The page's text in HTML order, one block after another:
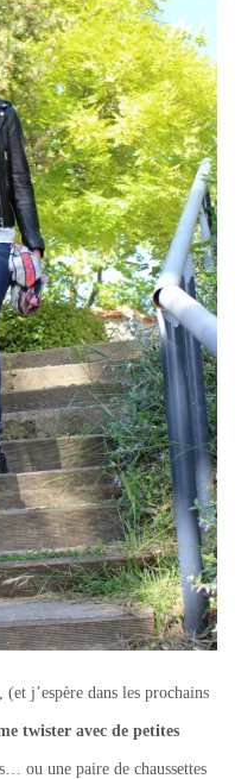
j’espère dans les prochains
twister avec de petites
ou une paire de chaussettes